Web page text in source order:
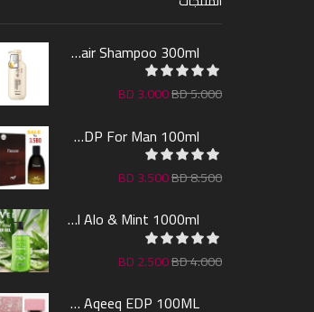
Sakura Hair Shampoo 300ml
BD5.000
BD3.000
Farcent EDP For Man 100ml
BD8.500
BD3.500
Revel Shower Gel Alo & Mint 1000ml
BD4.000
BD2.500
Lara By AL Aqeeq EDP 100ML